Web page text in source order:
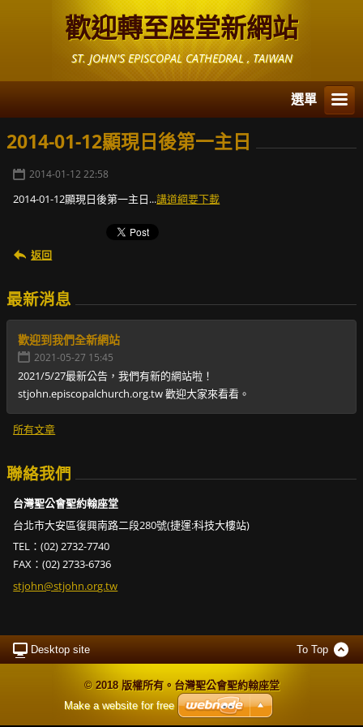
歡迎轉至座堂新網站
ST. JOHN'S EPISCOPAL CATHEDRAL , TAIWAN
選單
2014-01-12顯現日後第一主日
2014-01-12 22:58
2014-01-12顯現日後第一主日...講道綱要下載
返回
最新消息
歡迎到我們全新網站
2021-05-27 15:45
2021/5/27最新公告，我們有新的網站啦！
stjohn.episcopalchurch.org.tw 歡迎大家來看看。
所有文章
聯絡我們
台灣聖公會聖約翰座堂
台北市大安區復興南路二段280號(捷運:科技大樓站)
TEL：(02) 2732-7740
FAX：(02) 2733-6736
stjohn@stjohn.org.tw
Desktop site To Top
© 2018 版權所有。台灣聖公會聖約翰座堂
Make a website for free